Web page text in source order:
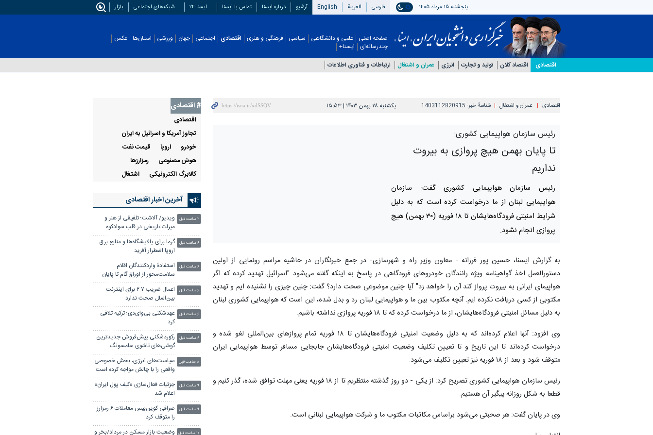
پنجشنبه ۱۵ مرداد ۱۴۰۵ فارسی العربیة English آرشیو درباره ایسنا تماس با ایسنا ایسنا ۲۴ شبکه‌های اجتماعی بازار
صفحه اصلی علمی و دانشگاهی سیاسی فرهنگی و هنری اقتصادی
اقتصادی اقتصاد کلان تولید و تجارت انرژی عمران و اشتغال ارتباطات و فناوری اطلاعات
اجتماعی جهان ورزشی استان‌ها عکس
چندرسانه‌ای ایسنا+
اقتصادی عمران و اشتغال شناسهٔ خبر: 1403112820915 یکشنبه ۲۸ بهمن ۱۴۰۳ | ۱۵:۵۳
رئیس سازمان هواپیمایی کشوری:
تا پایان بهمن هیچ پروازی به بیروت
نداریم
رئیس سازمان هواپیمایی کشوری گفت: سازمان
هواپیمایی لبنان از ما درخواست کرده است که به دلیل
شرایط امنیتی فرودگاه‌هایشان تا ۱۸ فوریه (۳۰ بهمن) هیچ
پروازی انجام نشود.
به گزارش ایسنا، حسین پور فرزانه - معاون وزیر راه و شهرسازی- در جمع خبرنگاران در حاشیه مراسم رونمایی از اولین
دستورالعمل اخذ گواهینامه ویژه رانندگان خودروهای فرودگاهی در پاسخ به اینکه گفته می‌شود "اسرائیل تهدید کرده که اگر
هواپیمای ایرانی به بیروت پرواز کند آن را خواهد زد" آیا چنین موضوعی صحت دارد؟ گفت: چنین چیزی را نشنیده ایم و تهدید
مکتوبی از کسی دریافت نکرده ایم. آنچه مکتوب بین ما و هواپیمایی لبنان رد و بدل شده، این است که هواپیمایی کشوری لبنان
به دلیل مسائل امنیتی فرودگاه‌هایشان، از ما درخواست کرده که تا ۱۸ فوریه پروازی نداشته باشیم.
وی افزود: آنها اعلام کرده‌اند که به دلیل وضعیت امنیتی فرودگاه‌هایشان تا ۱۸ فوریه تمام پروازهای بین‌المللی لغو شده و
درخواست کرده‌اند تا این تاریخ و تا تعیین تکلیف وضعیت امنیتی فرودگاه‌هایشان جابجایی مسافر توسط هواپیمایی ایران
متوقف شود و بعد از ۱۸ فوریه نیز تعیین تکلیف می‌شود.
رئیس سازمان هواپیمایی کشوری تصریح کرد: از یکی - دو روز گذشته منتظریم تا از ۱۸ فوریه یعنی مهلت توافق شده، گذر کنیم و
قطعا به شکل روزانه پیگیر آن هستیم‌.
وی در پایان گفت: هر صحبتی می‌شود براساس مکاتبات مکتوب ما و شرکت هواپیمایی لبنانی است.
# اقتصادی
اقتصادی
تجاوز آمریکا و اسرائیل به ایران
خودرو
اروپا
قيمت نفت
هوش مصنوعی
رمزارزها
کالابرگ الکترونیکی
اشتغال
آخرین اخبار اقتصادی
ویدیو/ آلاشت؛ تلفیقی از هنر و
میراث تاریخی در قلب سوادکوه
۲ ساعت قبل
گرما برای پالایشگاه‌ها و منابع برق
اروپا اضطرار آفرید
۶ ساعت قبل
استفادۀ واردکنندگان اقلام
سلامت‌محور از اوراق گام تا پایان
سال تمدید شد
۶ ساعت قبل
اعمال ضریب ۲.۷ برای اینترنت
بین‌الملل صحت ندارد
۶ ساعت قبل
عهدشکنی بی‌وای‌دی؛ ترکیه تلافی
کرد
۶ ساعت قبل
رکوردشکنی پیش‌فروش جدیدترین
گوشی‌های تاشوی سامسونگ
۶ ساعت قبل
سیاست‌های انرژی، بخش خصوصی
واقعی را با چالش مواجه کرده است
۸ ساعت قبل
جزئیات فعال‌سازی «کیف پول ایران»
اعلام شد
۹ ساعت قبل
صرافی کوین‌بیس معاملات ۶ رمزارز
را متوقف کرد
۹ ساعت قبل
وضعیت بازار مسکن در مرداد/بخر و ۱۰ ساعت قبل